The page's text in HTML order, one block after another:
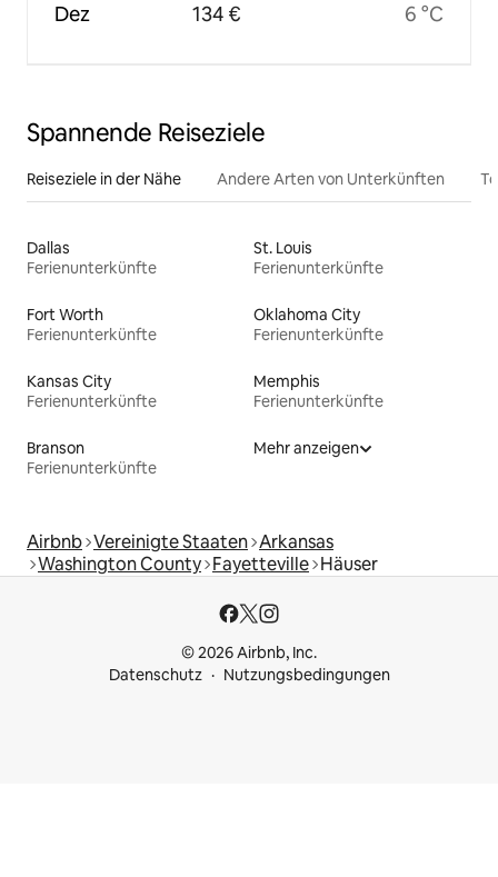
Dez 134 € 6 °C
Spannende Reiseziele
Reiseziele in der Nähe Andere Arten von Unterkünften
Dallas
Ferienunterkünfte
St. Louis
Ferienunterkünfte
Fort Worth
Ferienunterkünfte
Oklahoma City
Ferienunterkünfte
Kansas City
Ferienunterkünfte
Memphis
Ferienunterkünfte
Branson
Ferienunterkünfte
Mehr anzeigen
Airbnb Vereinigte Staaten Arkansas
Washington County Fayetteville Häuser
© 2026 Airbnb, Inc.
Datenschutz
Nutzungsbedingungen